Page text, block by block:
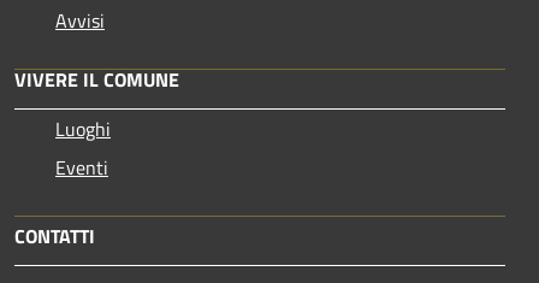
Avvisi
VIVERE IL COMUNE
Luoghi
Eventi
CONTATTI